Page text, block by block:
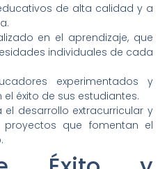
de alta calidad y a
en el aprendizaje, que
individuales de cada
experimentados y
éxito de sus estudiantes.
desarrollo extracurricular y
que fomentan el